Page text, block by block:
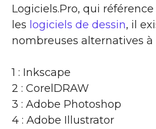
Logiciels.Pro, qui
les logiciels de dessin, il
nombreuses alternatives à
1 : Inkscape
2 : CorelDRAW
3 : Adobe Photoshop
4 : Adobe Illustrator